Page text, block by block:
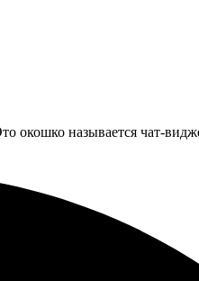
окошко называется чат-